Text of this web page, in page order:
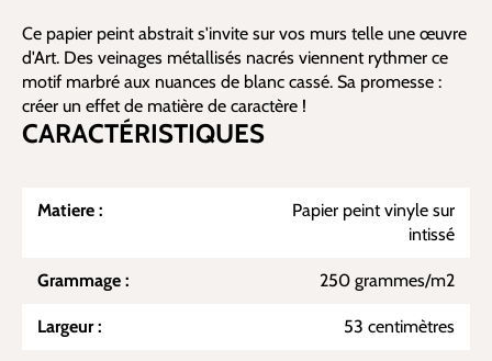
Ce papier peint abstrait s'invite sur vos murs telle une œuvre
d'Art. Des veinages métallisés nacrés viennent rythmer ce
motif marbré aux nuances de blanc cassé. Sa promesse :
créer un effet de matière de caractère !
CARACTÉRISTIQUES
Matiere :
Papier peint vinyle sur
intissé
Grammage : 250 grammes/m2
Largeur : 53 centimètres